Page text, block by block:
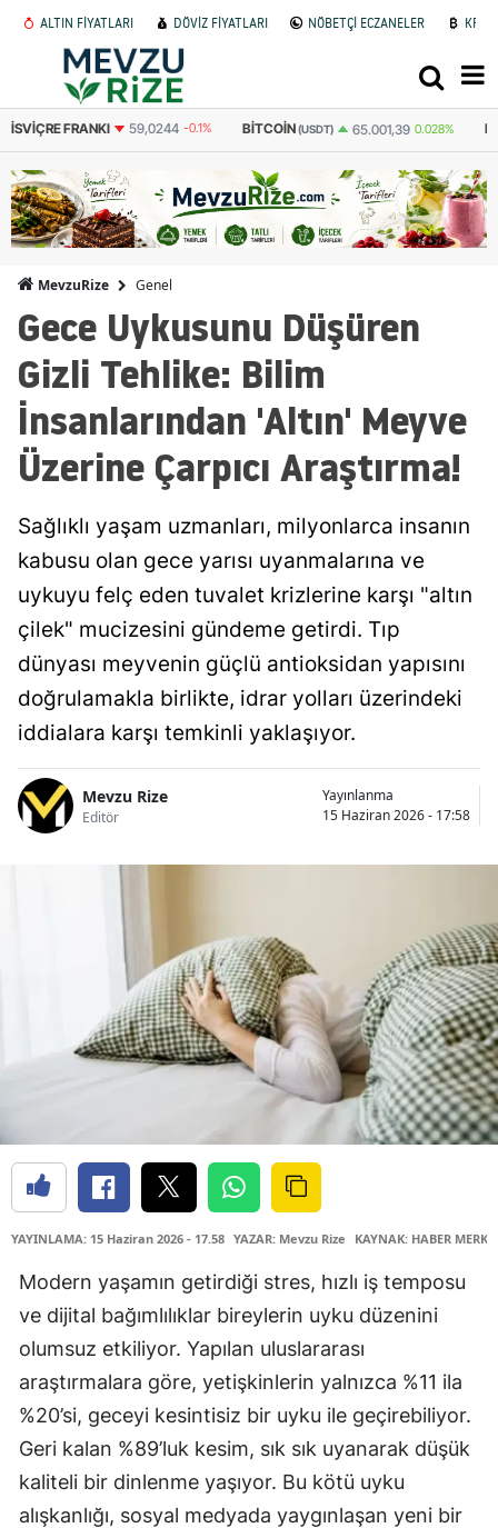
ALTIN FİYATLARI DÖVİZ FİYATLARI NÖBETÇİ ECZANELER
59,0244 -0.1% BITCOIN (USDT) 65.001,39 0.028% BITCOIN(TL)
MevzuRize Genel
Gece Uykusunu Düşüren
Gizli Tehlike: Bilim
İnsanlarından 'Altın' Meyve
Üzerine Çarpıcı Araştırma!
Sağlıklı yaşam uzmanları, milyonlarca insanın
kabusu olan gece yarısı uyanmalarına ve
uykuyu felç eden tuvalet krizlerine karşı "altın
çilek" mucizesini gündeme getirdi. Tıp
dünyası meyvenin güçlü antioksidan yapısını
doğrulamakla birlikte, idrar yolları üzerindeki
iddialara karşı temkinli yaklaşıyor.
Mevzu Rize
Editör
Yayınlanma
15 Haziran 2026 - 17:58
YAYINLAMA: 15 Haziran 2026 - 17.58 YAZAR: Mevzu Rize KAYNAK: HABER
Modern yaşamın getirdiği stres, hızlı iş temposu
ve dijital bağımlılıklar bireylerin uyku düzenini
olumsuz etkiliyor. Yapılan uluslararası
araştırmalara göre, yetişkinlerin yalnızca %11 ila
%20’si, geceyi kesintisiz bir uyku ile geçirebiliyor.
Geri kalan %89’luk kesim, sık sık uyanarak düşük
kaliteli bir dinlenme yaşıyor. Bu kötü uyku
alışkanlığı, sosyal medyada yaygınlaşan yeni bir